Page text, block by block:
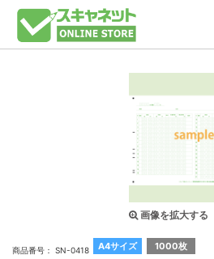
画像を拡大する
A4サイズ 1000枚
商品番号： SN-0418